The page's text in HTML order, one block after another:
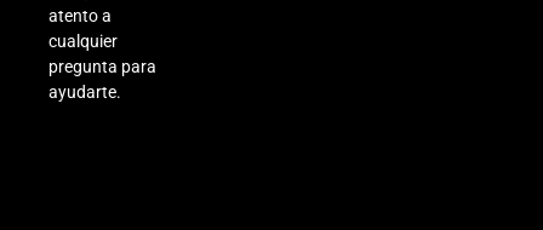
atento a
cualquier
pregunta para
ayudarte.